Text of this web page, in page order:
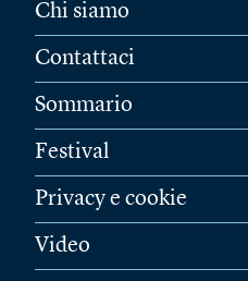
Chi siamo
Contattaci
Sommario
Festival
Privacy e cookie
Video